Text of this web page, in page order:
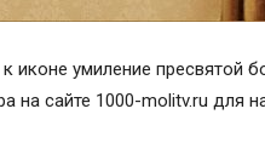
иконе умиление пресвятой
на сайте 1000-molitv.ru для